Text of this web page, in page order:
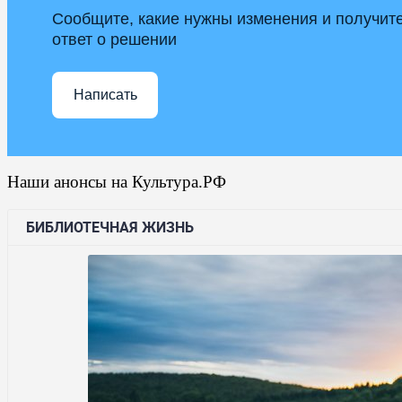
Сообщите, какие нужны изменения и
ответ о решении
Написать
Наши анонсы на Культура.РФ